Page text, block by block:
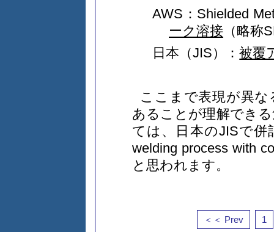
AWS：Shielded
ーク溶接 （略称
日本（JIS）：被覆
ここまで表現が異
あることが理解でき
ては、日本のJISで併
welding process with
と思われます。
＜＜ Prev 1